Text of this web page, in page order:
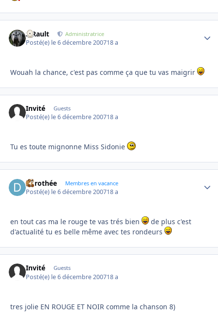
S.Rault Administratrice
Posté(e) le 6 décembre 200718 a
Wouah la chance, c'est pas comme ça que tu vas maigrir
Invité Guests
Posté(e) le 6 décembre 200718 a
Tu es toute mignonne Miss Sidonie
dorothée Membres en vacance
Posté(e) le 6 décembre 200718 a
en tout cas ma le rouge te vas trés bien
de plus c'est
d'actualité tu es belle même avec tes rondeurs
Invité Guests
Posté(e) le 6 décembre 200718 a
tres jolie EN ROUGE ET NOIR comme la chanson 8)